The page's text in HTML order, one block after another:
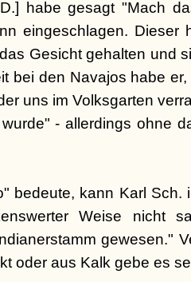
habe gesagt "Mach
eingeschlagen. Dieser
Gesicht gehalten und
bei den Navajos habe
uns im Volksgarten
- allerdings ohne
bedeute, kann Karl Sch.
Weise nicht
gewesen."
oder aus Kalk gebe es